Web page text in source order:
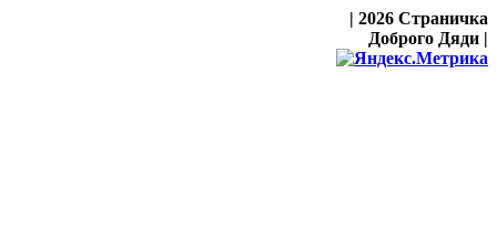
| 2026 Страничка
Доброго Дяди |